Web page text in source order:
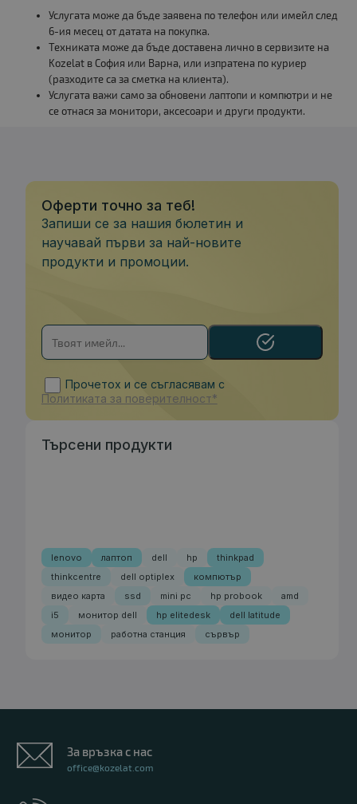
Услугата може да бъде заявена по телефон или имейл след
6-ия месец от датата на покупка.
Техниката може да бъде доставена лично в сервизите на
Kozelat в София или Варна, или изпратена по куриер
(разходите са за сметка на клиента).
Услугата важи само за обновени лаптопи и компютри и не
се отнася за монитори, аксесоари и други продукти.
Оферти точно за теб!
Запиши се за нашия бюлетин и
научавай първи за най-новите
продукти и промоции.
Прочетох и се съгласявам с
Политиката за поверителност*
Търсени продукти
lenovo лаптоп dell hp
thinkpad
thinkcentre
dell optiplex
компютър
видео карта
ssd mini pc hp probook
amd
i5
монитор dell hp elitedesk
dell latitude
монитор
работна станция сървър
За връзка с нас
office@kozelat.com